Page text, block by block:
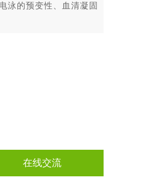
泳的预变性、血清凝固
在线交流